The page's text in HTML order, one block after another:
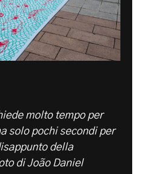
molto tempo per
solo pochi secondi per
della
di João Daniel